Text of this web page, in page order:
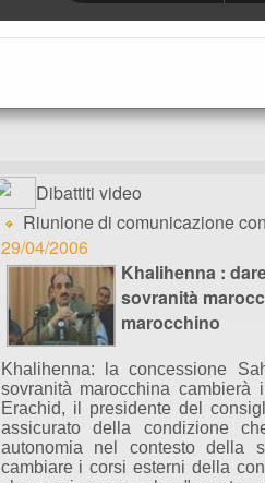
Dibattiti video
Riunione di comunicazione
29/04/2006
Khalihenna :
sovranità
marocchino
Khalihenna: la concessione
sovranità marocchina
Erachid, il presidente del
assicurato della condizione
autonomia nel contesto della
cambiare i corsi esterni della